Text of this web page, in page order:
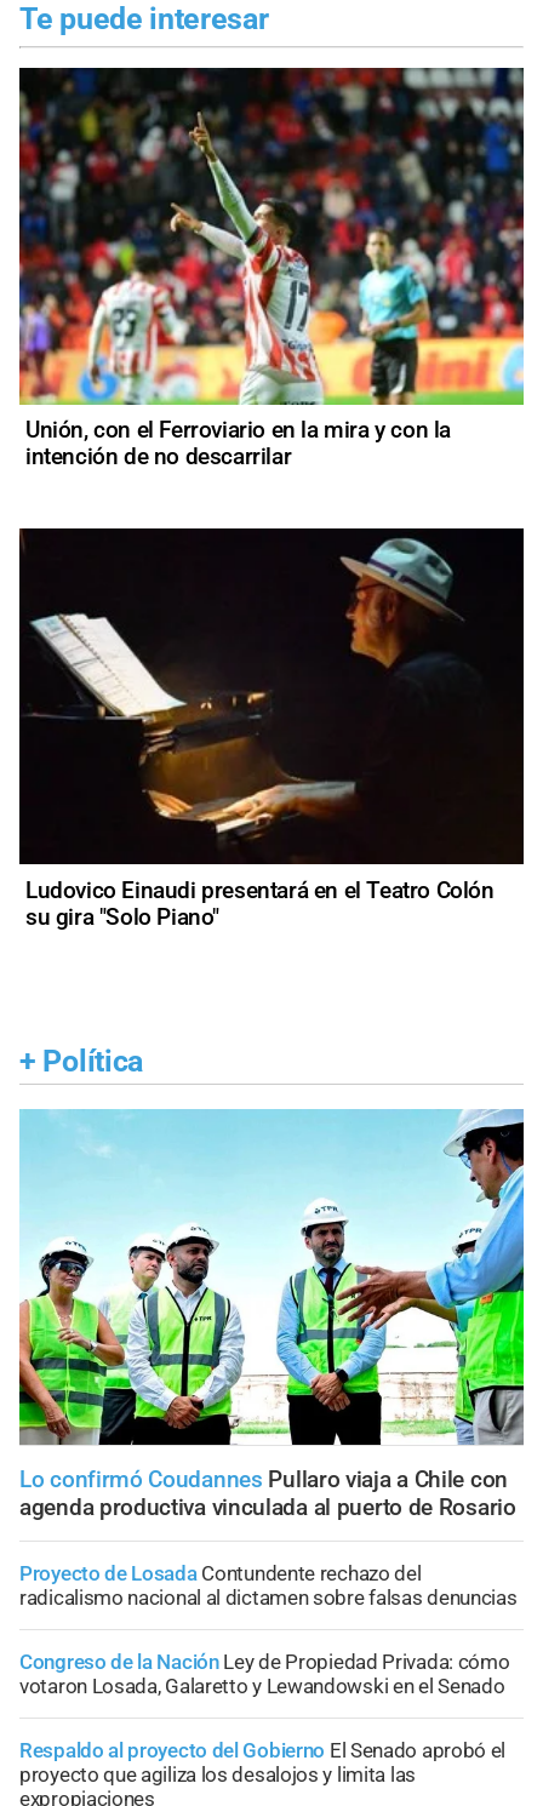
Te puede interesar
Unión, con el Ferroviario en la mira y con la
intención de no descarrilar
Ludovico Einaudi presentará en el Teatro Colón
su gira "Solo Piano"
+ Política
Lo confirmó Coudannes Pullaro viaja a Chile con
agenda productiva vinculada al puerto de Rosario
Proyecto de Losada Contundente rechazo del
radicalismo nacional al dictamen sobre falsas denuncias
Congreso de la Nación Ley de Propiedad Privada: cómo
votaron Losada, Galaretto y Lewandowski en el Senado
Respaldo al proyecto del Gobierno El Senado aprobó el
proyecto que agiliza los desalojos y limita las
expropiaciones